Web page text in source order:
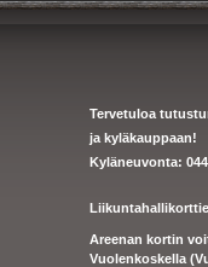
Tervetuloa
ja kyläkauppaan!
Kyläneuvonta: 044
Areenan kortin
Vuolenkoskella